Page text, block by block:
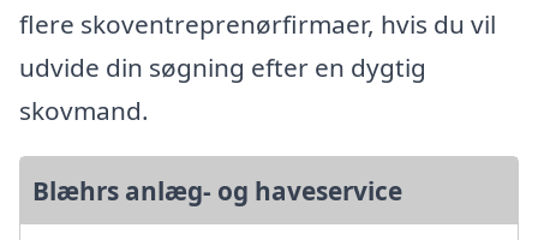
flere skoventreprenørfirmaer, hvis du vil
udvide din søgning efter en dygtig
skovmand.
Blæhrs anlæg- og haveservice